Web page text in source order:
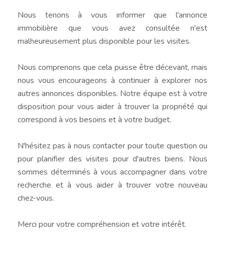
Nous tenons à vous informer que l'annonce
immobilière que vous avez consultée n'est
malheureusement plus disponible pour les visites.
Nous comprenons que cela puisse être décevant, mais
nous vous encourageons à continuer à explorer nos
autres annonces disponibles. Notre équipe est à votre
disposition pour vous aider à trouver la propriété qui
correspond à vos besoins et à votre budget.
N'hésitez pas à nous contacter pour toute question ou
pour planifier des visites pour d'autres biens. Nous
sommes déterminés à vous accompagner dans votre
recherche et à vous aider à trouver votre nouveau
chez-vous.
Merci pour votre compréhension et votre intérêt.